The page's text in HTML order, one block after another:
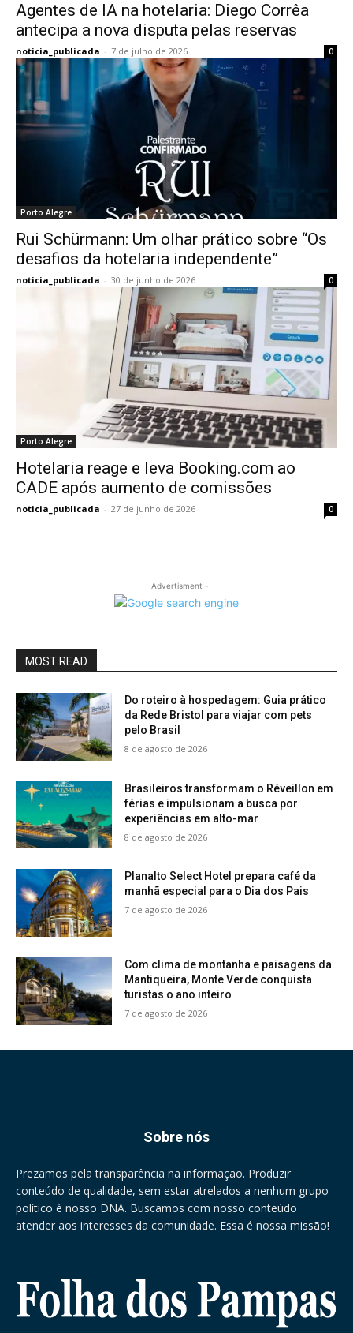
Agentes de IA na hotelaria: Diego Corrêa
antecipa a nova disputa pelas reservas
noticia_publicada - 7 de julho de 2026 0
Porto Alegre
Rui Schürmann: Um olhar prático sobre “Os
desafios da hotelaria independente”
noticia_publicada - 30 de junho de 2026 0
Porto Alegre
Hotelaria reage e leva Booking.com ao
CADE após aumento de comissões
noticia_publicada - 27 de junho de 2026 0
- Advertisment -
MOST READ
Do roteiro à hospedagem: Guia prático
da Rede Bristol para viajar com pets
pelo Brasil
8 de agosto de 2026
Brasileiros transformam o Réveillon em
férias e impulsionam a busca por
experiências em alto-mar
8 de agosto de 2026
Planalto Select Hotel prepara café da
manhã especial para o Dia dos Pais
7 de agosto de 2026
Com clima de montanha e paisagens da
Mantiqueira, Monte Verde conquista
turistas o ano inteiro
7 de agosto de 2026
Sobre nós
Prezamos pela transparência na informação. Produzir
conteúdo de qualidade, sem estar atrelados a nenhum grupo
político é nosso DNA. Buscamos com nosso conteúdo
atender aos interesses da comunidade. Essa é nossa missão!